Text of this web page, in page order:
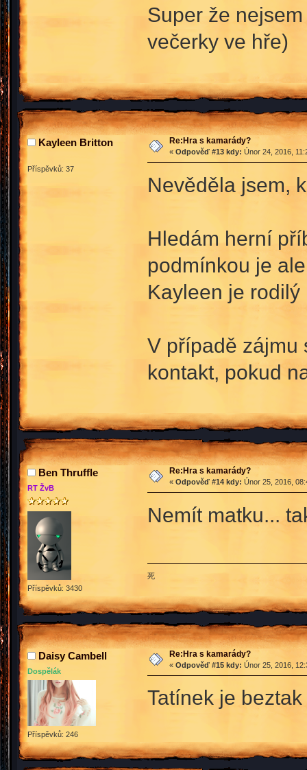
Super že
večerky ve hře)
Kayleen Britton
Příspěvků: 37
Re:Hra s kamarády?
« Odpověď #13 kdy: Únor 24, 2016,
Nevěděla jsem,
Hledám herní
podmínkou je
Kayleen je
V případě zájmu
kontakt, pokud
Ben Thruffle
RT ŽvB
Příspěvků: 3430
Re:Hra s kamarády?
« Odpověď #14 kdy: Únor 25, 2016,
Nemít matku...
死
Daisy Cambell
Dospělák
Příspěvků: 246
Re:Hra s kamarády?
« Odpověď #15 kdy: Únor 25, 2016,
Tatínek je